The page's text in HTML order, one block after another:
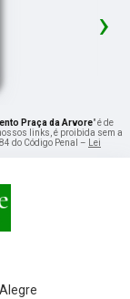
›
Praça da Arvore" é de
links, é proibida sem a
do Código Penal –
Lei